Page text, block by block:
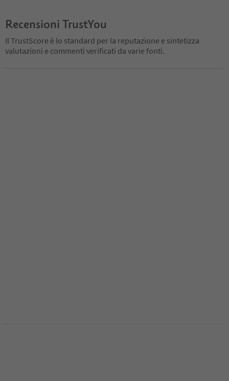
Recensioni TrustYou
Il TrustScore è lo standard per la reputazione e sintetizza
valutazioni e commenti verificati da varie fonti.